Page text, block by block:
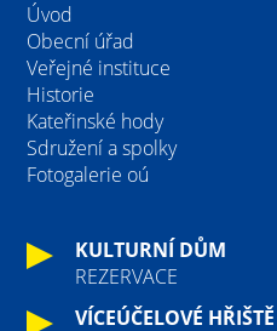
Úvod
Obecní úřad
Veřejné instituce
Historie
Kateřinské hody
Sdružení a spolky
Fotogalerie oú
KULTURNÍ DŮM
REZERVACE
VÍCEÚČELOVÉ HŘIŠTĚ